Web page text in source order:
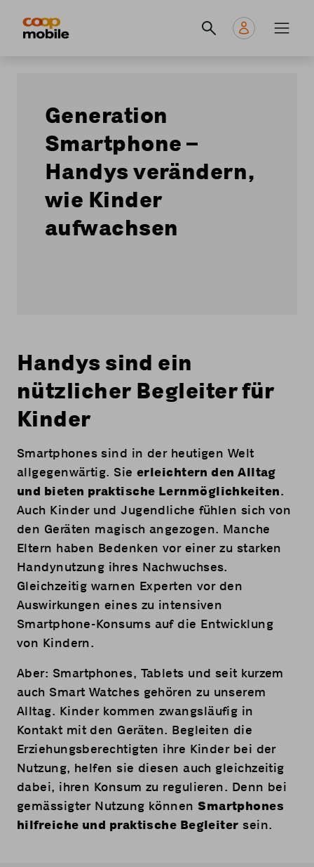
principale
Generation
Smartphone –
Handys verändern,
wie Kinder
aufwachsen
Handys sind ein
nützlicher Begleiter für
Kinder
Smartphones sind in der heutigen Welt
allgegenwärtig. Sie erleichtern den Alltag
und bieten praktische Lernmöglichkeiten.
Auch Kinder und Jugendliche fühlen sich von
den Geräten magisch angezogen. Manche
Eltern haben Bedenken vor einer zu starken
Handynutzung ihres Nachwuchses.
Gleichzeitig warnen Experten vor den
Auswirkungen eines zu intensiven
Smartphone-Konsums auf die Entwicklung
von Kindern.
Aber: Smartphones, Tablets und seit kurzem
auch Smart Watches gehören zu unserem
Alltag. Kinder kommen zwangsläufig in
Kontakt mit den Geräten. Begleiten die
Erziehungsberechtigten ihre Kinder bei der
Nutzung, helfen sie diesen auch gleichzeitig
dabei, ihren Konsum zu regulieren. Denn bei
gemässigter Nutzung können Smartphones
hilfreiche und praktische Begleiter sein.